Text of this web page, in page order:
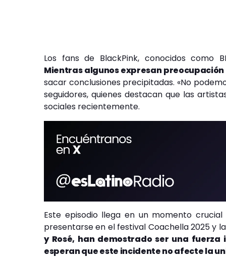
Los fans de BlackPink, conocidos como
Mientras algunos expresan
sacar conclusiones precipitadas. «No
seguidores, quienes destacan que las
sociales recientemente.
Este episodio llega en un momento
presentarse en el festival Coachella 2025 y
y Rosé, han demostrado ser una
esperan que este incidente no afecte la